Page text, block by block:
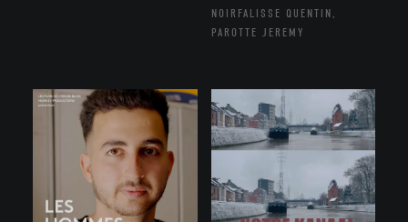
NOIRFALISSE QUENTIN,
PAROTTE JEREMY